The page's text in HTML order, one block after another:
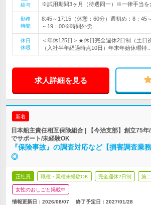
給与
※試用期間3ヶ月（待遇同一）※一律手当を
勤務
時間
8:45～17:15（休憩：60分）週初め：8：45
～19：00※時間外労…
休日
休暇
＜年休125日＞★休日完全週休2日制（土日
（入社半年経過時点10日）年末年始休暇特…
求人詳細を見る
新着
日本船主責任相互保険組合 | 【今治支部】創立75
でサポート/未経験OK
『保険事故』の調査対応など【損害調査業
◎
正社員 職種・業種未経験OK 完全週休2日制 第
女性のおしごと掲載中
情報更新日：2026/08/07 終了予定日： 2027/01/28